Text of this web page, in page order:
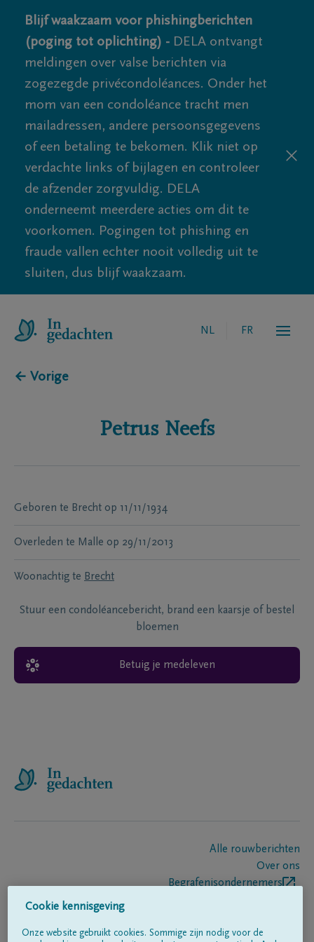
Blijf waakzaam voor phishingberichten
(poging tot oplichting) - DELA ontvangt
meldingen over valse berichten via
zogezegde privécondoléances. Onder het
mom van een condoléance tracht men
mailadressen, andere persoonsgegevens
of een betaling te bekomen. Klik niet op
verdachte links of bijlagen en controleer
de afzender zorgvuldig. DELA
onderneemt meerdere acties om dit te
voorkomen. Pogingen tot phishing en
fraude vallen echter nooit volledig uit te
sluiten, dus blijf waakzaam.
NL FR
← Vorige
Petrus Neefs
Geboren te Brecht op 11/11/1934
Overleden te Malle op 29/11/2013
Woonachtig te Brecht
Stuur een condoléancebericht, brand een kaarsje of bestel
bloemen
Betuig je medeleven
Alle rouwberichten
Over ons
Begrafenisondernemers
Cookie kennisgeving
Onze website gebruikt cookies. Sommige zijn nodig voor de